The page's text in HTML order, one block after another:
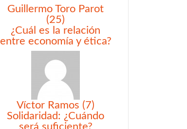
Guillermo Toro Parot
(25)
¿Cuál es la relación
entre economía y ética?
Víctor Ramos (7)
Solidaridad: ¿Cuándo
será suficiente?